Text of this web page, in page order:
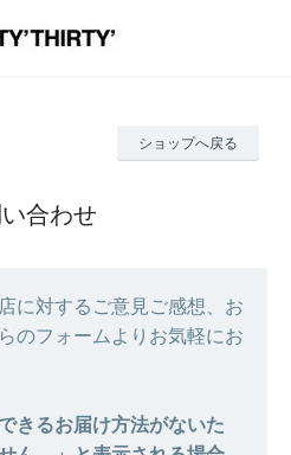
ショップへ戻る
合わせ
に対するご意見ご感想、お
のフォームよりお気軽にお